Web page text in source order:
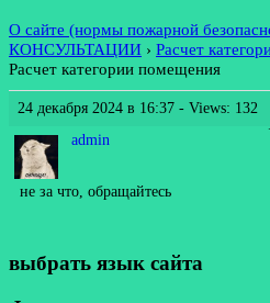
О сайте (нормы пожарной
КОНСУЛЬТАЦИИ › Расчет
Расчет категории помещения
24 декабря 2024 в 16:37 - Views: 132
admin
не за что, обращайтесь
выбрать язык сайта